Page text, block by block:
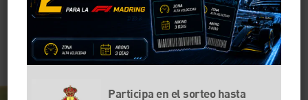
mascota te acompañe, en el RACE te damos todas las
respuestas. A continuación, encontrarás los mejores
consejos para viajar con mascotas en avión, barco o
tren.
Participa en el sorteo hasta